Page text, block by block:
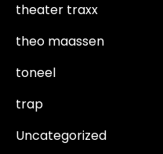
theater traxx
theo maassen
toneel
trap
Uncategorized